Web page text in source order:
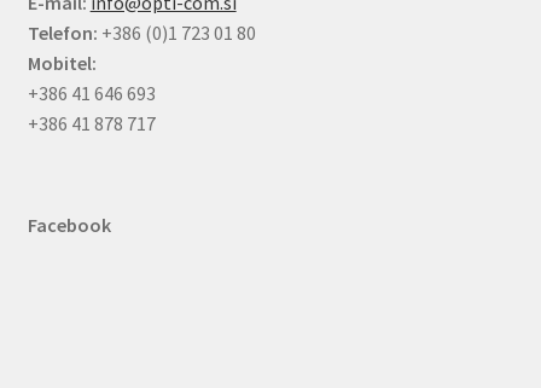
Telefon: +386 (0)1 723 01 80
Mobitel:
+386 41 646 693
+386 41 878 717
Facebook